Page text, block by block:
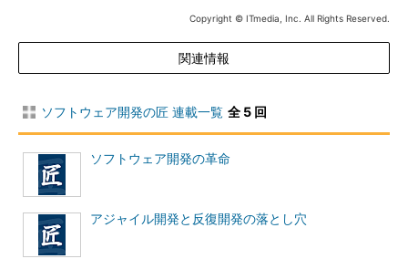
Copyright © ITmedia, Inc. All Rights Reserved.
関連情報
ソフトウェア開発の匠 連載一覧 全 5 回
ソフトウェア開発の革命
アジャイル開発と反復開発の落とし穴